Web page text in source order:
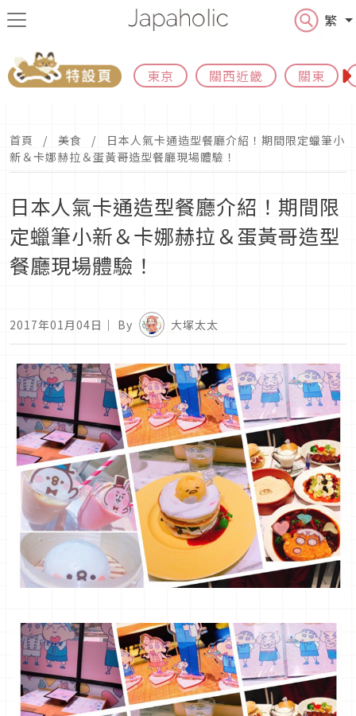
繁
東京 關西近畿 關東
首頁 美食
日本人氣卡通造型餐廳介紹！期間限定蠟筆小
新＆卡娜赫拉＆蛋黃哥造型餐廳現場體驗！
日本人氣卡通造型餐廳介紹！期間限
定蠟筆小新＆卡娜赫拉＆蛋黃哥造型
餐廳現場體驗！
2017年01月04日 ｜ By 大塚太太